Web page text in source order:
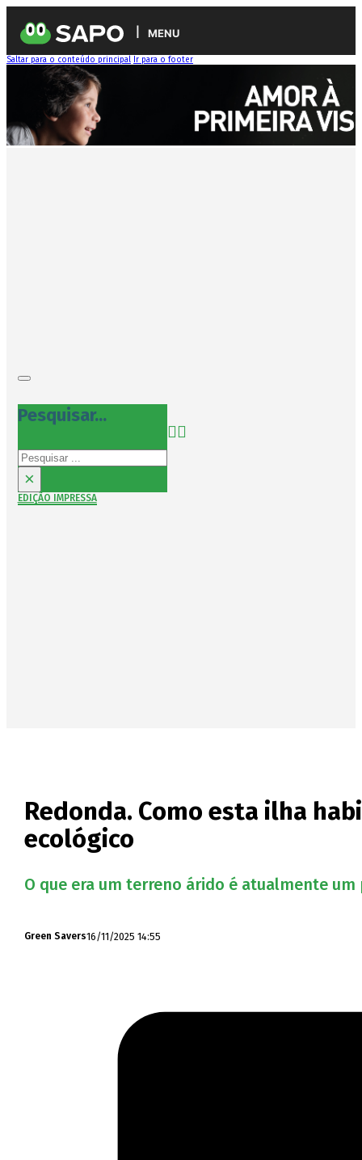
MENU
Saltar para o conteúdo principal Ir para o footer
Pesquisar...
Pesquisar
×
EDIÇÃO IMPRESSA
Redonda. Como esta ilha
ecológico
O que era um terreno árido é atualmente
Green Savers16/11/2025 14:55